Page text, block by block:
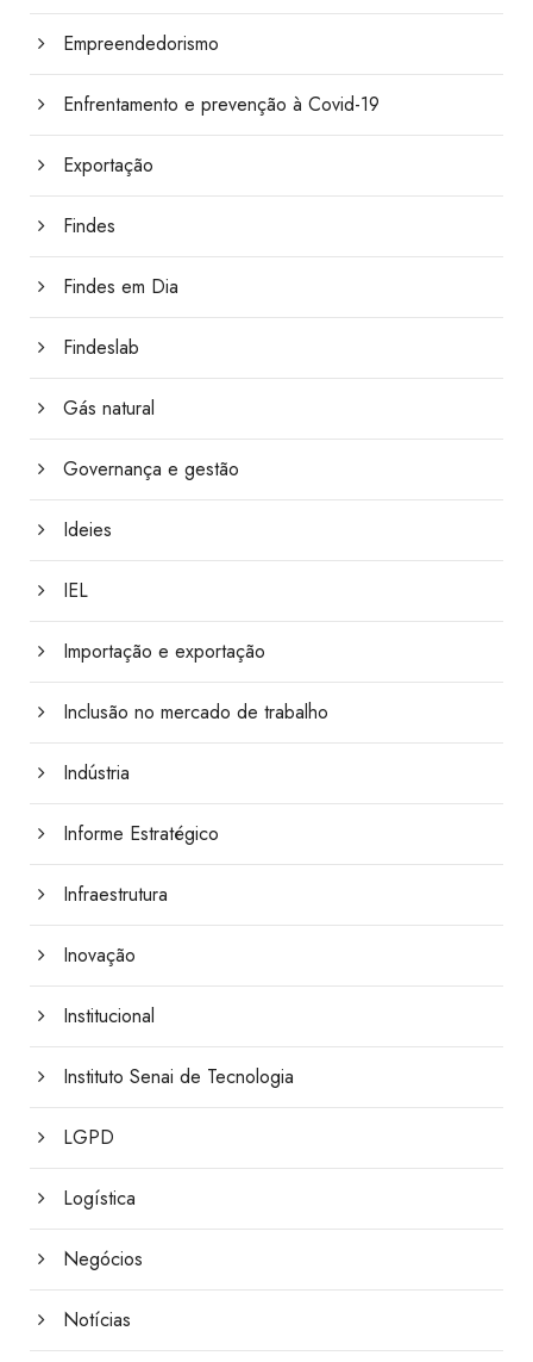
Empreendedorismo
Enfrentamento e prevenção à Covid-19
Exportação
Findes
Findes em Dia
Findeslab
Gás natural
Governança e gestão
Ideies
IEL
Importação e exportação
Inclusão no mercado de trabalho
Indústria
Informe Estratégico
Infraestrutura
Inovação
Institucional
Instituto Senai de Tecnologia
LGPD
Logística
Negócios
Notícias